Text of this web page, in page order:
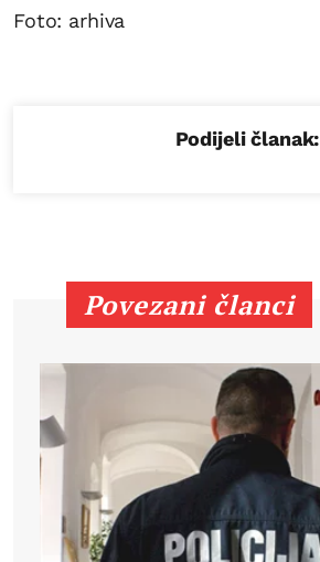
Foto: arhiva
Podijeli članak:
Povezani članci